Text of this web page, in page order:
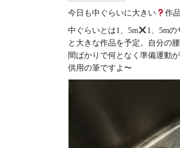
今日も中ぐらいに大きい 作
中ぐらいとは1、5m
1、5m
と大きな作品を予定。自分の
間ばかりで何となく準備運動
供用の筆ですよ〜